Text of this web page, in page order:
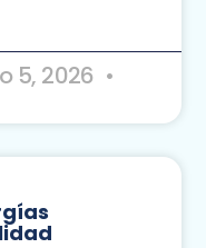
5, 2026